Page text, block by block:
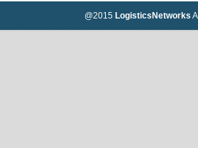
@2015 LogisticsNetworks